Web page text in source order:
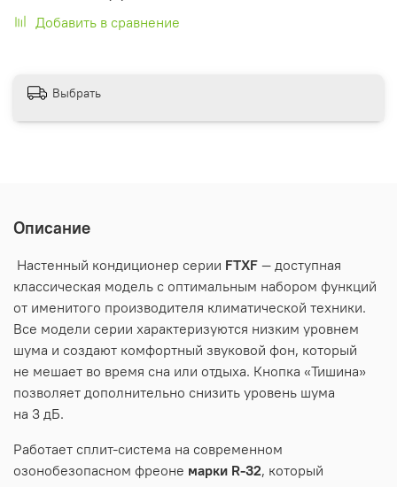
Добавить в сравнение
Выбрать
Описание
Настенный кондиционер серии FTXF — доступная
классическая модель с оптимальным набором функций
от именитого производителя климатической техники.
Все модели серии характеризуются низким уровнем
шума и создают комфортный звуковой фон, который
не мешает во время сна или отдыха. Кнопка «Тишина»
позволяет дополнительно снизить уровень шума
на 3 дБ.
Работает сплит-система на современном
озонобезопасном фреоне марки R-32, который